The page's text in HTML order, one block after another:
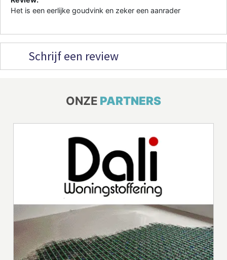
Het is een eerlijke goudvink en zeker een aanrader
Schrijf een review
ONZE PARTNERS